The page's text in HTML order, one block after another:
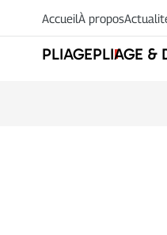
AccueilÀ propos
PLIAGEPLIAGE &